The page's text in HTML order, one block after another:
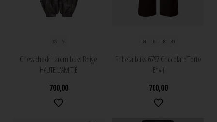
XS S
Chess check harem buks Beige
HAUTE L'AMITIÈ
700,00
34 36 38 40
Enbeta buks 6797 Chocolate Torte
Envii
700,00